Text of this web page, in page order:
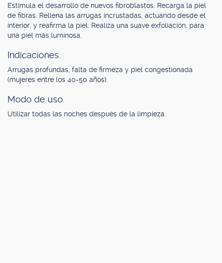
Estimula el desarrollo de nuevos fibroblastos. Recarga la piel
de fibras. Rellena las arrugas incrustadas, actuando desde el
interior, y reafirma la piel. Realiza una suave exfoliación, para
una piel más luminosa.
Indicaciones.
Arrugas profundas; falta de firmeza y piel congestionada
(mujeres entre los 40-50 años).
Modo de uso.
Utilizar todas las noches después de la limpieza.